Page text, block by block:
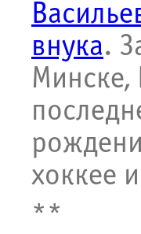
внука.
Минске,
хоккее
**